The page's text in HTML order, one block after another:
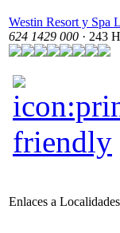
Westin Resort y Spa
624 1429 000 · 243
Enlaces a